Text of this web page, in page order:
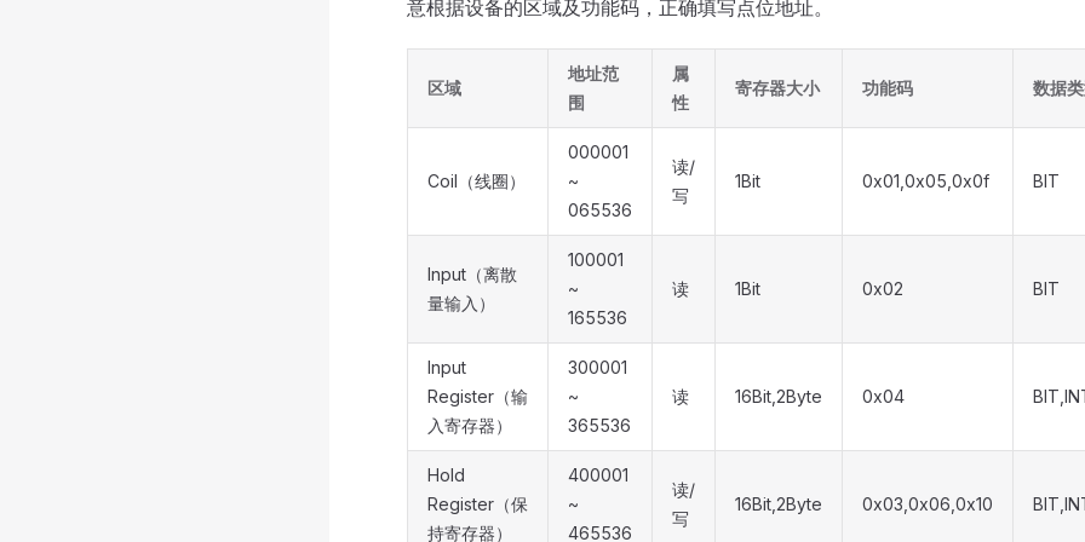
意根据设备的区域及功能码，正确填写点位地址。
区域
地址范
围
属
性
寄存器大小 功能码 数据
Coil（线圈）
000001
~
065536
读/
写
1Bit 0x01,0x05,0x0f BIT
Input（离散
量输入）
100001
~
165536
读 1Bit 0x02 BIT
Input
Register（输
入寄存器）
300001
~
365536
读 16Bit,2Byte 0x04
Hold
Register（保
持寄存器）
400001
~
465536
读/
写
16Bit,2Byte 0x03,0x06,0x10